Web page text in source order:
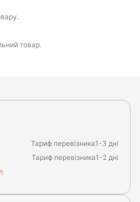
товар.
Тариф перевізника1-3 дні
Тариф перевізника1-2 дні